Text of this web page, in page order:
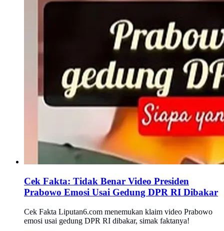
Cek Fakta: Tidak Benar Video Presiden
Prabowo Emosi Usai Gedung DPR RI Dibakar
Cek Fakta Liputan6.com menemukan klaim video Prabowo
emosi usai gedung DPR RI dibakar, simak faktanya!